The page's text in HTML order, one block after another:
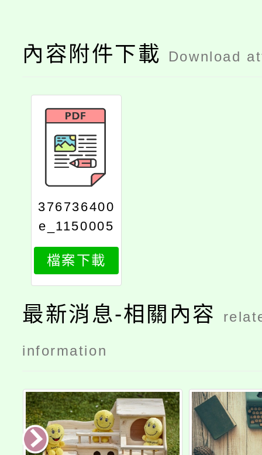
內容附件下載 Download
376736400
e_1150005
029_attach
1
檔案下載
最新消息-相關內容
information